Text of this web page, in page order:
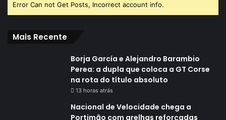
Error Can not Get Posts, Incorrect account info.
Mais Recente
Borja García e Alejandro Barambio
Perea: a dupla que coloca a GT Corse
na rota do título absoluto
13 horas atrás
Nacional de Velocidade chega a
Portimão com grelhas reforçadas